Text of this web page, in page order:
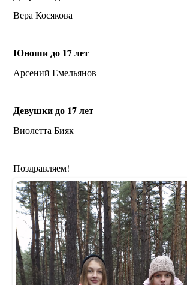
Вера Косякова
Юноши до 17 лет
Арсений Емельянов
Девушки до 17 лет
Виолетта Бияк
Поздравляем!